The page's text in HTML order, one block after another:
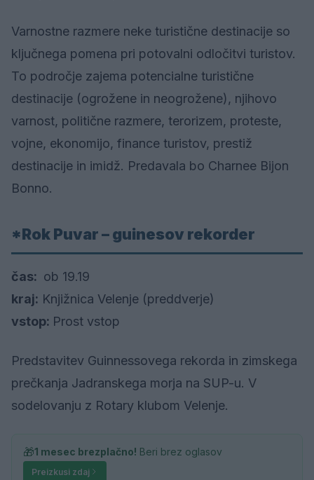
Varnostne razmere neke turistične destinacije so
ključnega pomena pri potovalni odločitvi turistov.
To področje zajema potencialne turistične
destinacije (ogrožene in neogrožene), njihovo
varnost, politične razmere, terorizem, proteste,
vojne, ekonomijo, finance turistov, prestiž
destinacije in imidž. Predavala bo Charnee Bijon
Bonno.
*Rok Puvar – guinesov rekorder
čas: ob 19.19
kraj: Knjižnica Velenje (preddverje)
vstop: Prost vstop
Predstavitev Guinnessovega rekorda in zimskega
prečkanja Jadranskega morja na SUP-u. V
sodelovanju z Rotary klubom Velenje.
🎁1 mesec brezplačno! Beri brez oglasov
Preizkusi zdaj